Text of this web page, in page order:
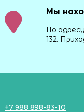
Мы
По
132.
+7 988 898-83-10